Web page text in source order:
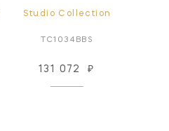
Studio Collection
TC1034BBS
131 072 ₽